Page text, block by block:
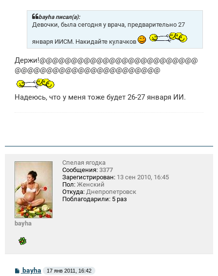
bayha писал(а):
Девочки, была сегодня у врача, предварительно 27
января ИИСМ. Накидайте кулачков
Держи!@@@@@@@@@@@@@@@@@@@@@@@@@
@@@@@@@@@@@@@@@@@@@@@@@
Надеюсь, что у меня тоже будет 26-27 января ИИ.
bayha
Спелая ягодка
Сообщения: 3377
Зарегистрирован: 13 сен 2010, 16:45
Пол: Женский
Откуда: Днепропетровск
Поблагодарили: 5 раз
Сbayha 17 янв 2011, 16:42